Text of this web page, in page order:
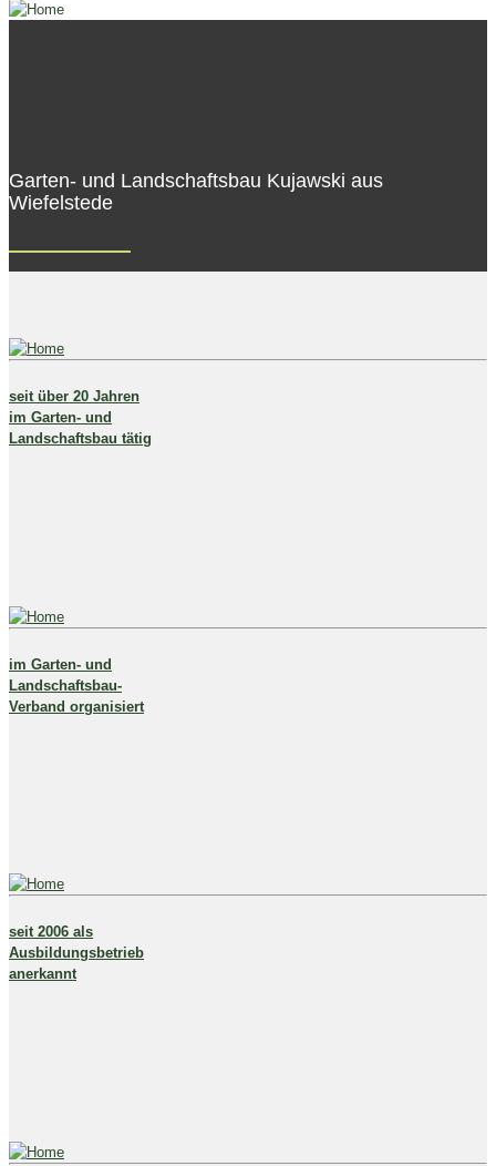
Garten- und Landschaftsbau Kujawski aus
Wiefelstede
seit über 20 Jahren
im Garten- und
Landschaftsbau tätig
im Garten- und
Landschaftsbau-
Verband organisiert
seit 2006 als
Ausbildungsbetrieb
anerkannt